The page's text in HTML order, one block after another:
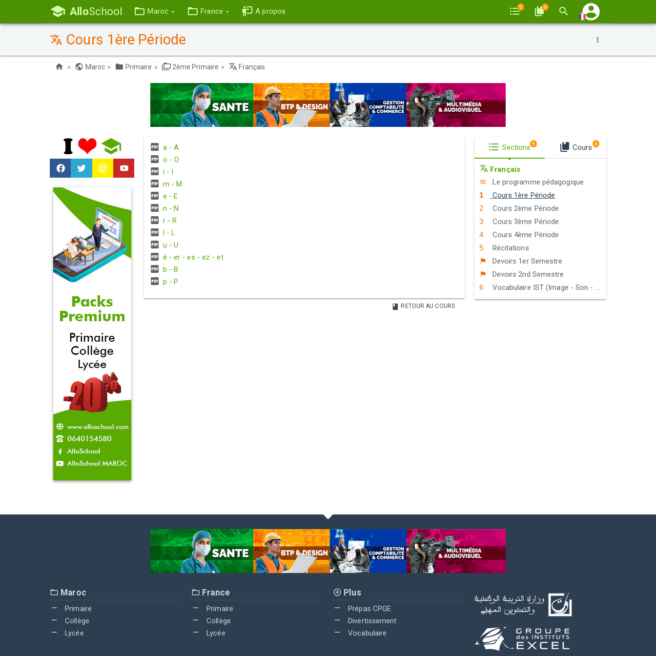
AlloSchool Maroc France A propos 9 6
Cours 1ère Période
Maroc Primaire 2ème Primaire Français
a - A
o - O
i - I
m - M
e - E
n - N
r - R
l - L
u - U
é - er - es - ez - et
b - B
p - P
RETOUR AU COURS
Sections 9 Cours 6
Français
Le programme pédagogique
Cours 1ère Période
Cours 2ème Période
Cours 3ème Période
Cours 4ème Période
Récitations
Devoirs 1er Semestre
Devoirs 2nd Semestre
Vocabulaire IST (Image - Son - Texte)
Maroc
Primaire
Collège
Lycée
France
Primaire
Collège
Lycée
Plus
Prépas CPGE
Divertissement
Vocabulaire